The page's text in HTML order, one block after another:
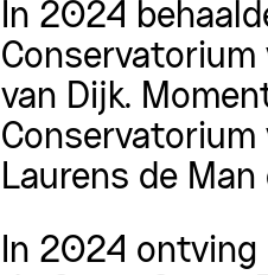
In 2024
Conservatorium
van Dijk.
Laurens de
In 2024 ontving